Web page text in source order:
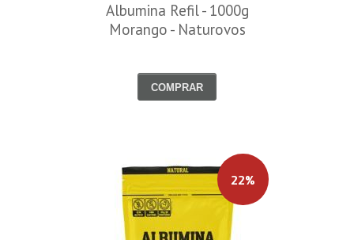
Albumina Refil - 1000g
Morango - Naturovos
COMPRAR
22%